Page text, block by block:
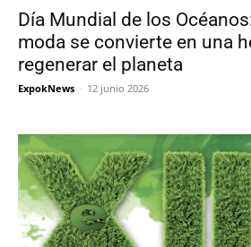
Día Mundial de los
moda se convierte en una
regenerar el planeta
ExpokNews - 12 junio 2026